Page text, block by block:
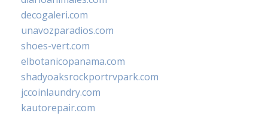
decogaleri.com
unavozparadios.com
shoes-vert.com
elbotanicopanama.com
shadyoaksrockportrvpark.com
jccoinlaundry.com
kautorepair.com